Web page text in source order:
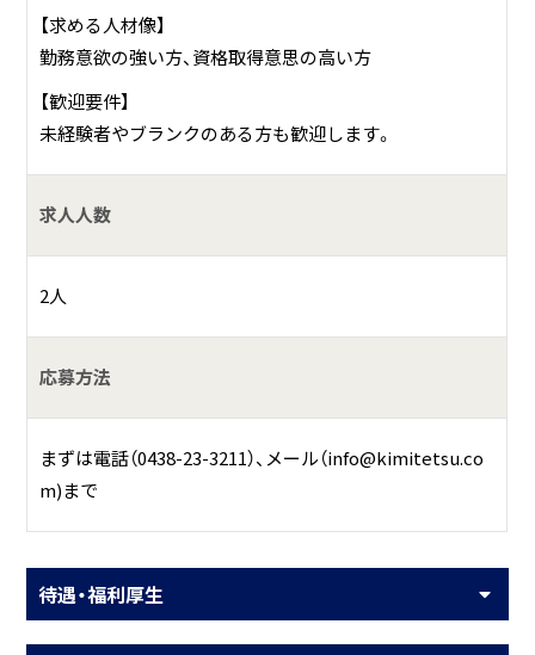
【求める人材像】
勤務意欲の強い方、資格取得意思の高い方
【歓迎要件】
未経験者やブランクのある方も歓迎します。
求人人数
2人
応募方法
まずは電話（0438-23-3211）、メール（info@kimitetsu.co
m)まで
待遇・福利厚生